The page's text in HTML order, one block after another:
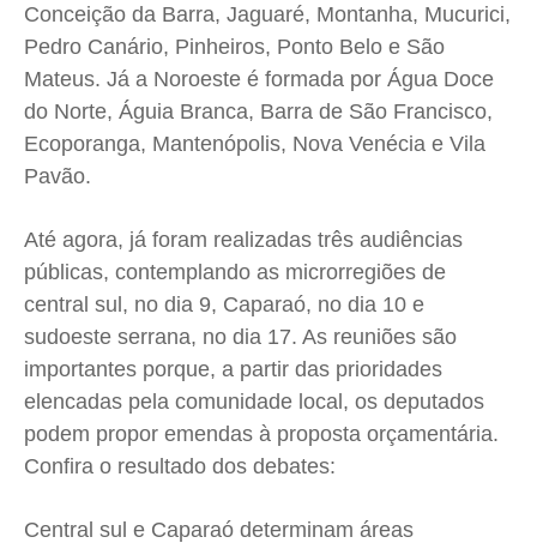
Conceição da Barra, Jaguaré, Montanha, Mucurici,
Pedro Canário, Pinheiros, Ponto Belo e São
Mateus. Já a Noroeste é formada por Água Doce
do Norte, Águia Branca, Barra de São Francisco,
Ecoporanga, Mantenópolis, Nova Venécia e Vila
Pavão.
Até agora, já foram realizadas três audiências
públicas, contemplando as microrregiões de
central sul, no dia 9, Caparaó, no dia 10 e
sudoeste serrana, no dia 17. As reuniões são
importantes porque, a partir das prioridades
elencadas pela comunidade local, os deputados
podem propor emendas à proposta orçamentária.
Confira o resultado dos debates:
Central sul e Caparaó determinam áreas